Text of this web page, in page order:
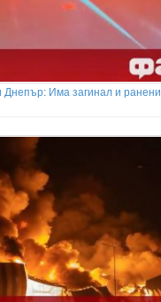
Днепър: Има загинал и ранени